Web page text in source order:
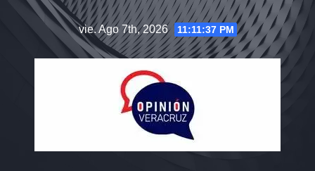
vie. Ago 7th, 2026 11:11:37 PM